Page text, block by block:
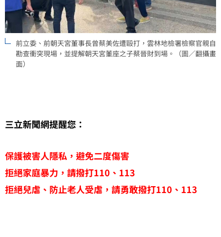
前立委、前朝天宮董事長曾蔡美佐遭毆打，雲林地檢署檢察官親自
勘查衝突現場，並提解朝天宮董座之子蔡晉財到場。（圖／翻攝畫
面）
三立新聞網提醒您：
保護被害人隱私，避免二度傷害
拒絕家庭暴力，請撥打110、113
拒絕兒虐、防止老人受虐，請勇敢撥打110、113